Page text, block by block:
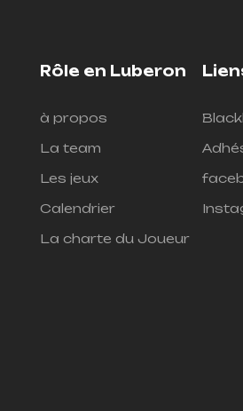
Rôle en Luberon
à propos
La team
Les jeux
Calendrier
La charte du Joueur